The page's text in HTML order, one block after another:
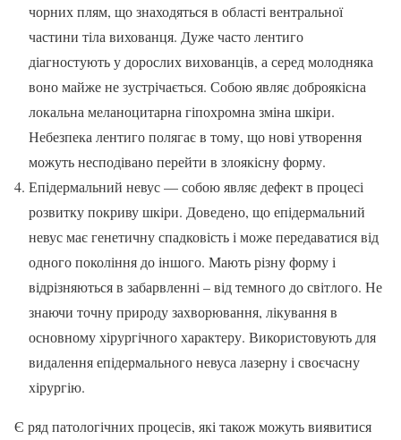
чорних плям, що знаходяться в області вентральної
частини тіла вихованця. Дуже часто лентиго
діагностують у дорослих вихованців, а серед молодняка
воно майже не зустрічається. Собою являє доброякісна
локальна меланоцитарна гіпохромна зміна шкіри.
Небезпека лентиго полягає в тому, що нові утворення
можуть несподівано перейти в злоякісну форму.
Епідермальний невус — собою являє дефект в процесі
розвитку покриву шкіри. Доведено, що епідермальний
невус має генетичну спадковість і може передаватися від
одного покоління до іншого. Мають різну форму і
відрізняються в забарвленні – від темного до світлого. Не
знаючи точну природу захворювання, лікування в
основному хірургічного характеру. Використовують для
видалення епідермального невуса лазерну і своєчасну
хірургію.
Є ряд патологічних процесів, які також можуть виявитися